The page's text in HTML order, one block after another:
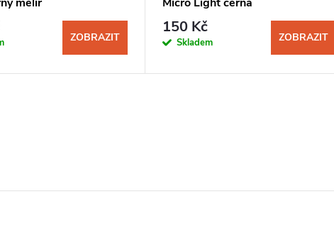
ZOBRAZIT
150 Kč
Skladem ZOBRAZIT